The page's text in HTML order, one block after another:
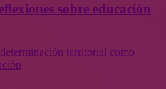
sobre educación
territorial como